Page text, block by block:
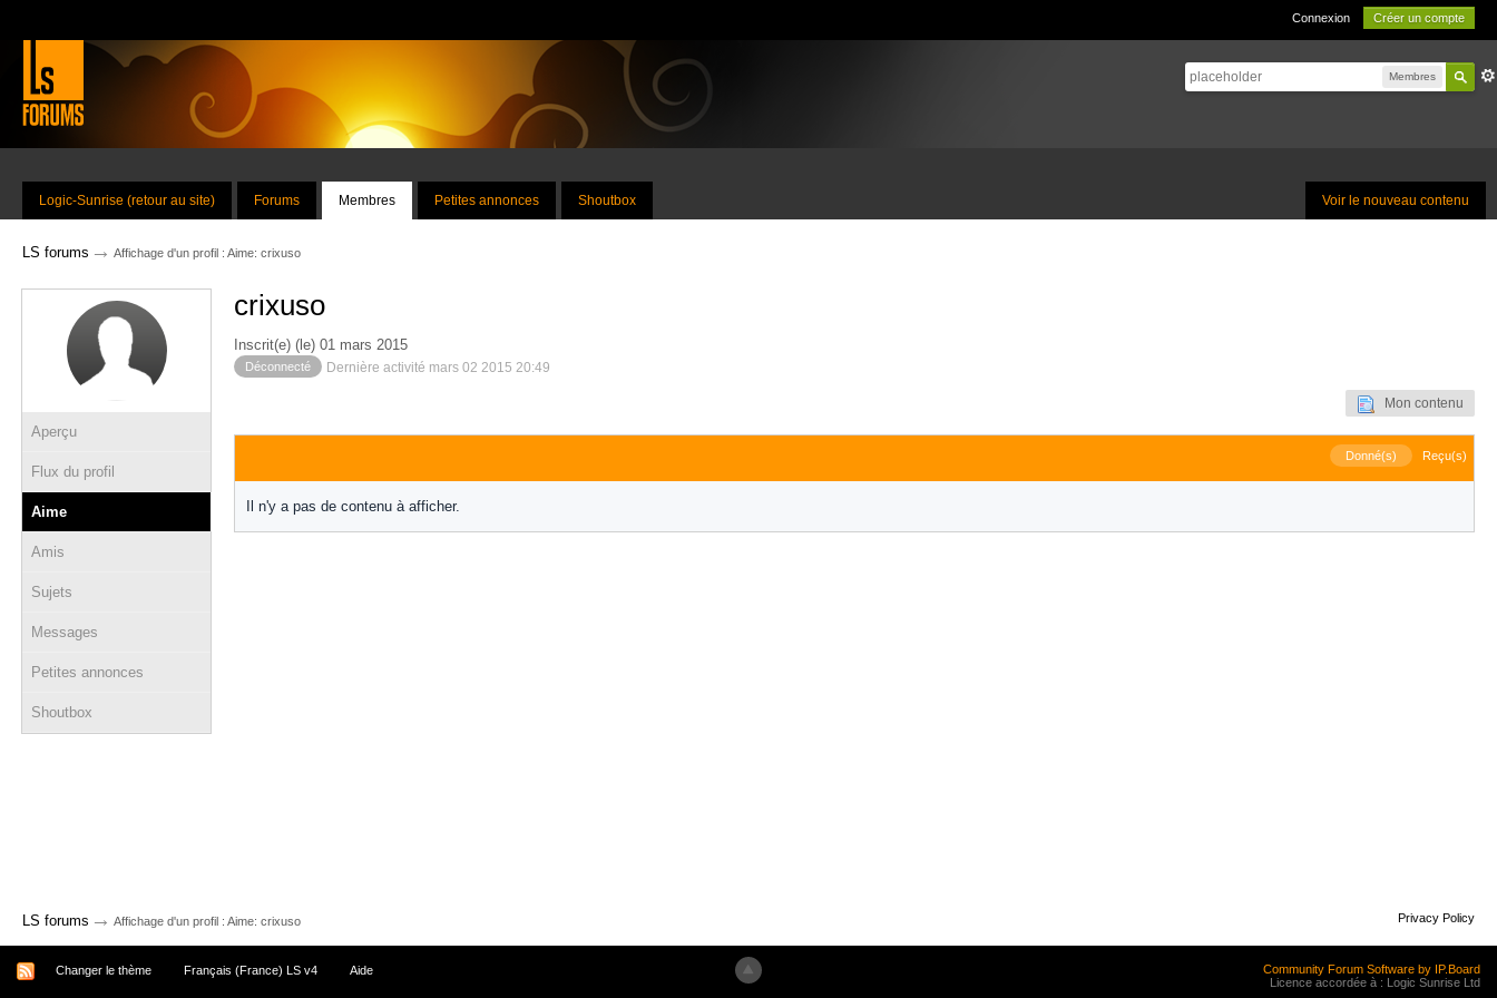
Connexion Créer un compte
Membres
Voir le nouveau contenu
Logic-Sunrise (retour au site) Forums Membres Petites annonces Shoutbox
LS forums → Affichage d'un profil : Aime: crixuso
Aperçu
Flux du profil
Aime
Amis
Sujets
Messages
Petites annonces
Shoutbox
crixuso
Inscrit(e) (le) 01 mars 2015
Déconnecté Dernière activité mars 02 2015 20:49
Mon contenu
Donné(s) Reçu(s)
Il n'y a pas de contenu à afficher.
LS forums → Affichage d'un profil : Aime: crixuso Privacy Policy
Changer le thème Français (France) LS v4 Aide
Community Forum Software by IP.Board
Licence accordée à : Logic Sunrise Ltd